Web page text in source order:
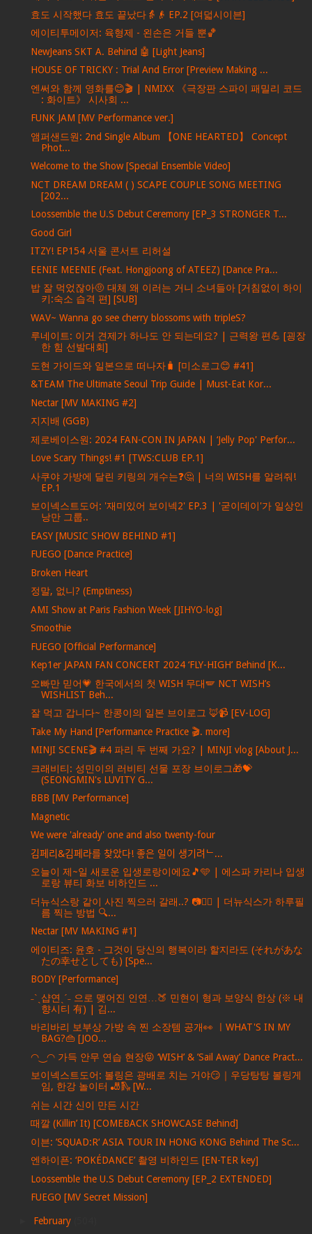
효도 시작했다 효도 끝났다👵👴 EP.2 [여덟시이븐]
에이티투메이저: 육형제 - 왼손은 거들 뿐🏀
NewJeans SKT A. Behind 🤖 [Light Jeans]
HOUSE OF TRICKY : Trial And Error [Preview Making ...
엔써와 함께 영화를😊🎬 | NMIXX 《극장판 스파이 패밀리 코드
: 화이트》 시사회 ...
FUNK JAM [MV Performance ver.]
앰퍼샌드원: 2nd Single Album 【ONE HEARTED】 Concept
Phot...
Welcome to the Show [Special Ensemble Video]
NCT DREAM DREAM ( ) SCAPE COUPLE SONG MEETING
[202...
Loossemble the U.S Debut Ceremony [EP_3 STRONGER T...
Good Girl
ITZY! EP154 서울 콘서트 리허설
EENIE MEENIE (Feat. Hongjoong of ATEEZ) [Dance Pra...
밥 잘 먹었잖아🤨 대체 왜 이러는 거니 소녀들아 [거침없이 하이
키:숙소 습격 편] [SUB]
WAV~ Wanna go see cherry blossoms with tripleS?
루네이트: 이거 견제가 하나도 안 되는데요? | 근력왕 편💪 [굉장
한 힘 선발대회]
도현 가이드와 일본으로 떠나자🧳 [미소로그😊 #41]
&TEAM The Ultimate Seoul Trip Guide | Must-Eat Kor...
Nectar [MV MAKING #2]
지지배 (GGB)
제로베이스원: 2024 FAN-CON IN JAPAN | ‘Jelly Pop' Perfor...
Love Scary Things! #1 [TWS:CLUB EP.1]
사쿠야 가방에 달린 키링의 개수는❓🤔 | 너의 WISH를 알려줘!
EP.1
보이넥스트도어: '재미있어 보이넥2' EP.3 | '굳이데이'가 일상인
낭만 그룹..
EASY [MUSIC SHOW BEHIND #1]
FUEGO [Dance Practice]
Broken Heart
정말, 없니? (Emptiness)
AMI Show at Paris Fashion Week [JIHYO-log]
Smoothie
FUEGO [Official Performance]
Kep1er JAPAN FAN CONCERT 2024 ‘FLY-HIGH’ Behind [K...
오빠만 믿어💗 한국에서의 첫 WISH 무대🪽 NCT WISH’s
WISHLIST Beh...
잘 먹고 갑니다~ 한콩이의 일본 브이로그 🦊📹 [EV-LOG]
Take My Hand [Performance Practice 🎬. more]
MINJI SCENE🎬 #4 파리 두 번째 가요? | MINJI vlog [About J...
크래비티: 성민이의 러비티 선물 포장 브이로그🎁💝
(SEONGMIN's LUVITY G...
BBB [MV Performance]
Magnetic
We were 'already' one and also twenty-four
김페리&김페라를 찾았다! 좋은 일이 생기려ᄂ...
오늘이 제~일 새로운 입생로랑이에요🎵🩵 | 에스파 카리나 입생
로랑 뷰티 화보 비하인드 ...
더뉴식스랑 같이 사진 찍으러 갈래..? 📷❤‍🔥 | 더뉴식스가 하루필
름 찍는 방법 🔍...
Nectar [MV MAKING #1]
에이티즈: 윤호 - 그것이 당신의 행복이라 할지라도 (それがあな
たの幸せとしても) [Spe...
BODY [Performance]
˗ˋˏ샵연ˎˊ˗ 으로 맺어진 인연…🍑 민현이 형과 보양식 한상 (※ 내
향시티 有) | 김...
바리바리 보부상 가방 속 찐 소장템 공개👀 ㅣWHAT'S IN MY
BAG?👜 [JOO...
◠‿◠ 가득 안무 연습 현장😝 ‘WISH’ & ’Sail Away’ Dance Pract...
보이넥스트도어: 볼링은 광배로 치는 거야😏｜우당탕탕 볼링게
임, 한강 놀이터 🎳🛝 [W...
쉬는 시간 신이 만든 시간
때깔 (Killin’ It) [COMEBACK SHOWCASE Behind]
이븐: ’SQUAD:R‘ ASIA TOUR IN HONG KONG Behind The Sc...
엔하이픈: ‘POKÉDANCE’ 촬영 비하인드 [EN-TER key]
Loossemble the U.S Debut Ceremony [EP_2 EXTENDED]
FUEGO [MV Secret Mission]
February